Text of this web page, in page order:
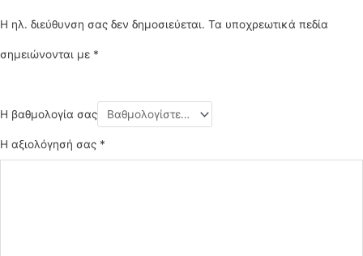
Η ηλ. διεύθυνση σας δεν δημοσιεύεται. Τα υποχρεωτικά πεδία
σημειώνονται με *
Η βαθμολογία σας
Η αξιολόγησή σας *